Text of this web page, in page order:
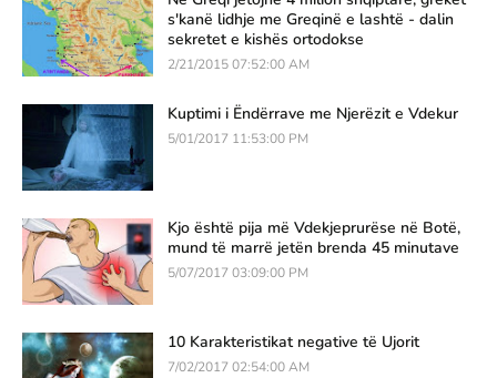
s'kanë lidhje me Greqinë e lashtë - dalin
sekretet e kishës ortodokse
2/21/2015 07:52:00 AM
Kuptimi i Ëndërrave me Njerëzit e Vdekur
5/01/2017 11:53:00 PM
Kjo është pija më Vdekjeprurëse në Botë,
mund të marrë jetën brenda 45 minutave
5/07/2017 03:09:00 PM
10 Karakteristikat negative të Ujorit
7/02/2017 02:54:00 AM